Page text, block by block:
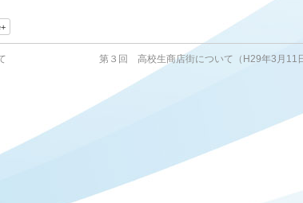
第３回 高校生商店街について（H29年3月11